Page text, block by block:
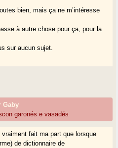
bien, mais ça ne m’intéresse
à autre chose pour ça, pour la
sur aucun sujet.
Gaby
garonés e vasadés
vraiment fait ma part que lorsque
de dictionnaire de